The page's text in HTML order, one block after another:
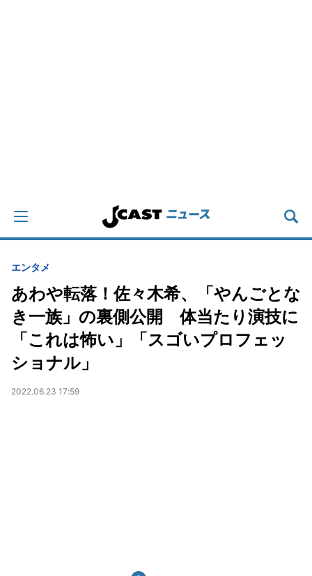
エンタメ
あわや転落！佐々木希、「やんごとな
き一族」の裏側公開 体当たり演技に
「これは怖い」「スゴいプロフェッ
ショナル」
2022.06.23 17:59